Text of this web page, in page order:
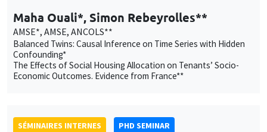
Maha Ouali*, Simon Rebeyrolles**
AMSE*, AMSE, ANCOLS**
Balanced Twins: Causal Inference on Time Series with Hidden
Confounding*
The Effects of Social Housing Allocation on Tenants’ Socio-
Economic Outcomes. Evidence from France**
SÉMINAIRES INTERNES
PHD SEMINAR